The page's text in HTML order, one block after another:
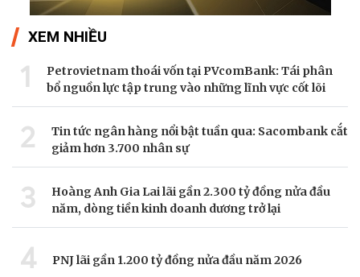
XEM NHIỀU
1
Petrovietnam thoái vốn tại PVcomBank: Tái phân
bổ nguồn lực tập trung vào những lĩnh vực cốt lõi
2
Tin tức ngân hàng nổi bật tuần qua: Sacombank cắt
giảm hơn 3.700 nhân sự
3
Hoàng Anh Gia Lai lãi gần 2.300 tỷ đồng nửa đầu
năm, dòng tiền kinh doanh dương trở lại
4 PNJ lãi gần 1.200 tỷ đồng nửa đầu năm 2026